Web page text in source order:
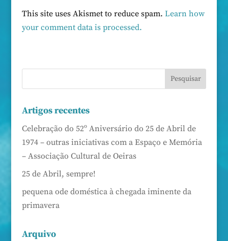
This site uses Akismet to reduce spam. Learn how
your comment data is processed.
Artigos recentes
Celebração do 52º Aniversário do 25 de Abril de
1974 – outras iniciativas com a Espaço e Memória
– Associação Cultural de Oeiras
25 de Abril, sempre!
pequena ode doméstica à chegada iminente da
primavera
Arquivo